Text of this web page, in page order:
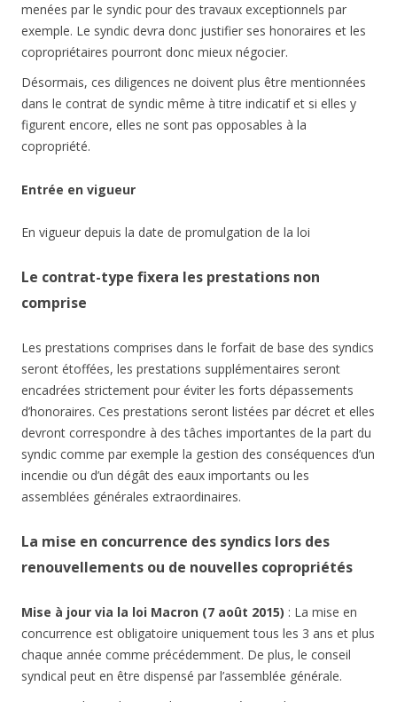
menées par le syndic pour des travaux exceptionnels par
exemple. Le syndic devra donc justifier ses honoraires et les
copropriétaires pourront donc mieux négocier.
Désormais, ces diligences ne doivent plus être mentionnées
dans le contrat de syndic même à titre indicatif et si elles y
figurent encore, elles ne sont pas opposables à la
copropriété.
Entrée en vigueur
En vigueur depuis la date de promulgation de la loi
Le contrat-type fixera les prestations non
comprise
Les prestations comprises dans le forfait de base des syndics
seront étoffées, les prestations supplémentaires seront
encadrées strictement pour éviter les forts dépassements
d’honoraires. Ces prestations seront listées par décret et elles
devront correspondre à des tâches importantes de la part du
syndic comme par exemple la gestion des conséquences d’un
incendie ou d’un dégât des eaux importants ou les
assemblées générales extraordinaires.
La mise en concurrence des syndics lors des
renouvellements ou de nouvelles copropriétés
Mise à jour via la loi Macron (7 août 2015) : La mise en
concurrence est obligatoire uniquement tous les 3 ans et plus
chaque année comme précédemment. De plus, le conseil
syndical peut en être dispensé par l’assemblée générale.